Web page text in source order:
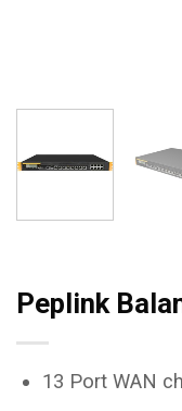
Peplink
13 Port WAN